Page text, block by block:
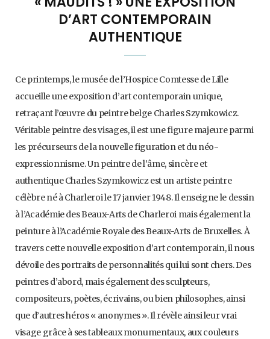
D’ART CONTEMPORAIN
AUTHENTIQUE
Ce printemps, le musée de l’Hospice Comtesse de Lille
accueille une exposition d’art contemporain unique,
retraçant l’œuvre du peintre belge Charles Szymkowicz.
Véritable peintre des visages, il est une figure majeure parmi
les précurseurs de la nouvelle figuration et du néo-
expressionnisme. Un peintre de l’âme, sincère et
authentique Charles Szymkowicz est un artiste peintre
célèbre né à Charleroi le 17 janvier 1948. Il enseigne le dessin
à l’Académie des Beaux-Arts de Charleroi mais également la
peinture à l’Académie Royale des Beaux-Arts de Bruxelles. À
travers cette nouvelle exposition d’art contemporain, il nous
dévoile des portraits de personnalités qui lui sont chers. Des
peintres d’abord, mais également des sculpteurs,
compositeurs, poètes, écrivains, ou bien philosophes, ainsi
que d’autres héros « anonymes ». Il révèle ainsi leur vrai
visage grâce à ses tableaux monumentaux, aux couleurs